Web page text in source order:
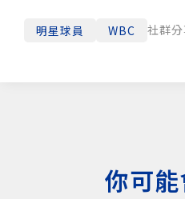
明星球員 WBC 社群分
你可